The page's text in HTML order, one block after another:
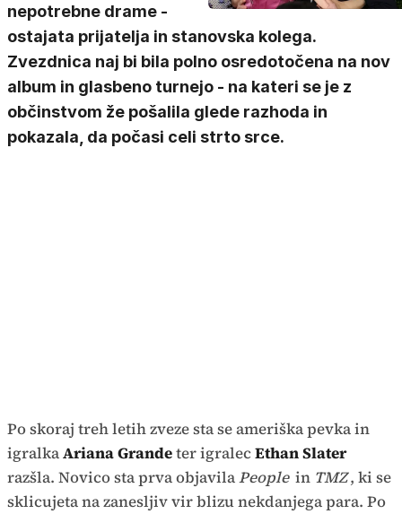
nepotrebne drame -
ostajata prijatelja in stanovska kolega.
Zvezdnica naj bi bila polno osredotočena na nov
album in glasbeno turnejo - na kateri se je z
občinstvom že pošalila glede razhoda in
pokazala, da počasi celi strto srce.
Po skoraj treh letih zveze sta se ameriška pevka in
igralkaAriana Grandeter igralecEthan Slater
razšla. Novico sta prva objavilaPeople in TMZ, ki se
sklicujeta na zanesljiv vir blizu nekdanjega para. Po